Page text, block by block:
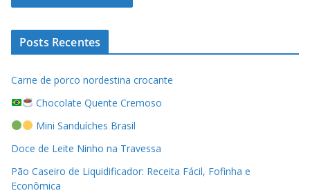
Posts Recentes
Carne de porco nordestina crocante
Chocolate Quente Cremoso
Mini Sanduíches Brasil
Doce de Leite Ninho na Travessa
Pão Caseiro de Liquidificador: Receita Fácil, Fofinha e
Econômica